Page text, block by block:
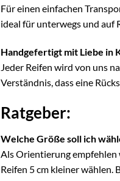
Für einen einfachen
ideal für unterwegs und auf
Handgefertigt mit Liebe in
Jeder Reifen wird von uns
Verständnis, dass eine
Ratgeber:
Welche Größe soll ich
Als Orientierung empfehlen
Reifen 5 cm kleiner wählen.